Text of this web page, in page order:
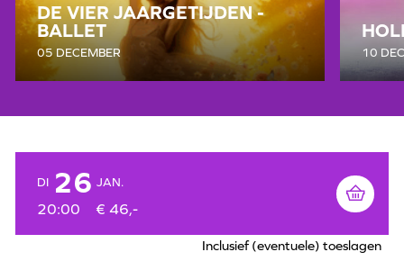
DE VIER JAARGETIJDEN -
BALLET
05 DECEMBER 10
DI 26 JAN.
20:00 € 46,-
Inclusief (eventuele) toeslagen